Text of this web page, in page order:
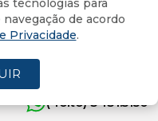
Içara pela Via
(4oito) 3431.5150
tecnologias para
de acordo
Privacidade.